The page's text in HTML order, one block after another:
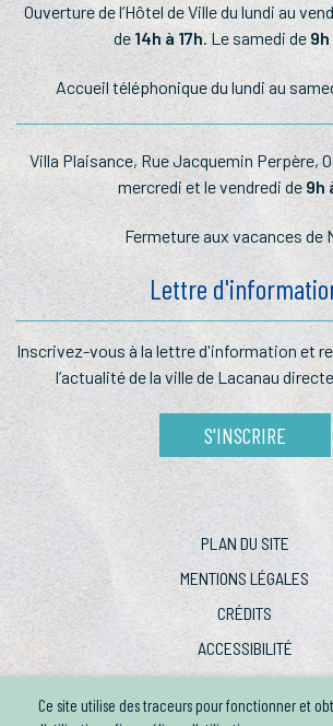
Ce site utilise des traceurs pour fonctionner et
Ouverture de l’Hôtel de Ville du lundi au
de 14h à 17h. Le samedi de 9h
Accueil téléphonique du lundi au
Villa Plaisance, Rue Jacquemin Perpère,
mercredi et le vendredi de 9h
Fermeture aux vacances de
Lettre
Inscrivez-vous à la lettred'information et
l’actualité de la ville de Lacanau
S'INSCRIRE
PLAN DU SITE
MENTIONS LÉGALES
CRÉDITS
ACCESSIBILITÉ